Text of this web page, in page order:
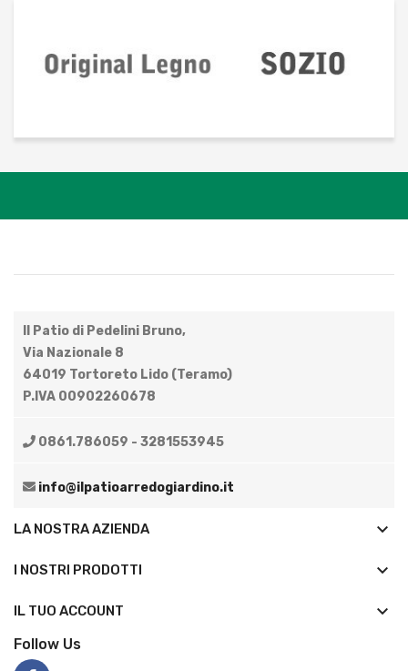
Il Patio di Pedelini Bruno,
Via Nazionale 8
64019 Tortoreto Lido (Teramo)
P.IVA 00902260678
0861.786059 - 3281553945
info@ilpatioarredogiardino.it
LA NOSTRA AZIENDA keyboard_arrow_down
I NOSTRI PRODOTTI keyboard_arrow_down
IL TUO ACCOUNT 
Follow Us